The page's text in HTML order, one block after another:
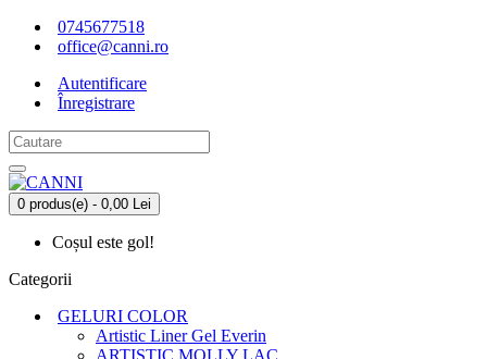
0745677518
office@canni.ro
Autentificare
Înregistrare
0 produs(e) - 0,00 Lei
Coșul este gol!
Categorii
GELURI COLOR
Artistic Liner Gel Everin
ARTISTIC MOLLY LAC